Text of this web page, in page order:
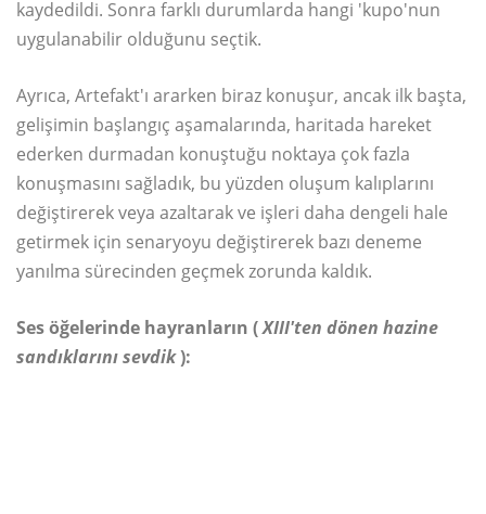
kaydedildi. Sonra farklı durumlarda hangi 'kupo'nun
uygulanabilir olduğunu seçtik.
Ayrıca, Artefakt'ı ararken biraz konuşur, ancak ilk başta,
gelişimin başlangıç ​​aşamalarında, haritada hareket
ederken durmadan konuştuğu noktaya çok fazla
konuşmasını sağladık, bu yüzden oluşum kalıplarını
değiştirerek veya azaltarak ve işleri daha dengeli hale
getirmek için senaryoyu değiştirerek bazı deneme
yanılma sürecinden geçmek zorunda kaldık.
Ses öğelerinde hayranların (XIII'ten dönen hazine
sandıklarını sevdik):